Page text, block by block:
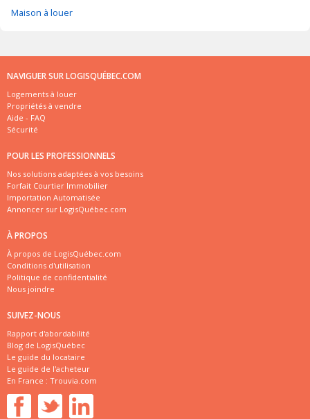
Maison à louer
NAVIGUER SUR LOGISQUÉBEC.COM
Logements à louer
Propriétés à vendre
Aide - FAQ
Sécurité
POUR LES PROFESSIONNELS
Nos solutions adaptées à vos besoins
Forfait Courtier Immobilier
Importation Automatisée
Annoncer sur LogisQuébec.com
À PROPOS
À propos de LogisQuébec.com
Conditions d'utilisation
Politique de confidentialité
Nous joindre
SUIVEZ-NOUS
Rapport d'abordabilité
Blog de LogisQuébec
Le guide du locataire
Le guide de l'acheteur
En France : Trouvia.com